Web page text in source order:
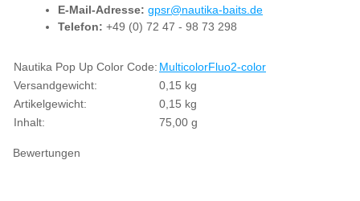
E-Mail-Adresse: gpsr@nautika-baits.de
Telefon: +49 (0) 72 47 - 98 73 298
Produkteigenschaft
Wert
Nautika Pop Up Color Code: MulticolorFluo2-color
Versandgewicht:
0,15 kg
Artikelgewicht:
0,15 kg
Inhalt:
75,00 g
Bewertungen